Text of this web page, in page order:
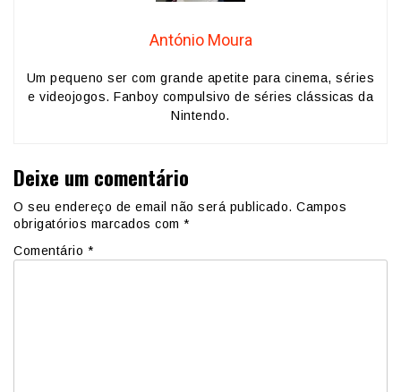
António Moura
Um pequeno ser com grande apetite para cinema, séries
e videojogos. Fanboy compulsivo de séries clássicas da
Nintendo.
Deixe um comentário
O seu endereço de email não será publicado. Campos
obrigatórios marcados com *
Comentário *